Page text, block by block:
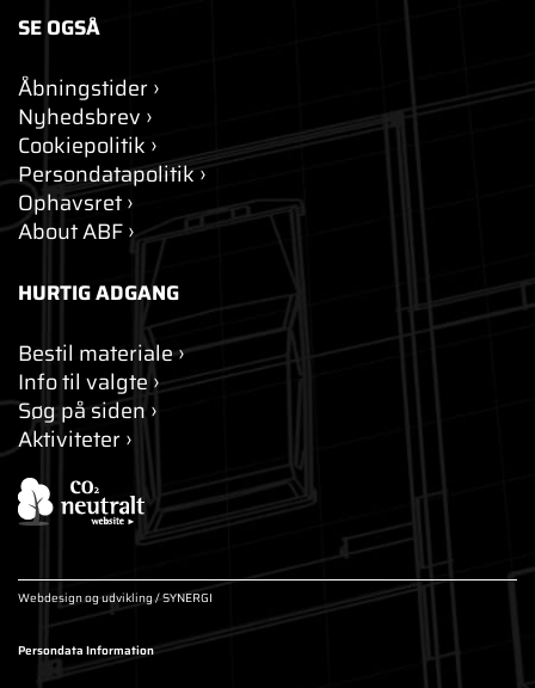
SE OGSÅ
Åbningstider
Nyhedsbrev
Cookiepolitik
Persondatapolitik
Ophavsret
About ABF
HURTIG ADGANG
Bestil materiale
Info til valgte
Søg på siden
Aktiviteter
Webdesign og udvikling / SYNERGI
Persondata Information